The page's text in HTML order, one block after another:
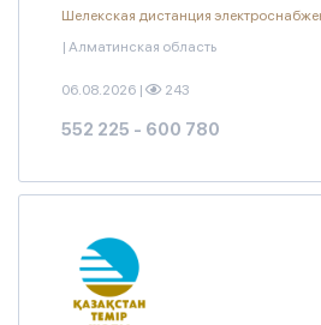
Шелекская дистанция
| Алматинская область
06.08.2026 | 243
552 225 - 600 780